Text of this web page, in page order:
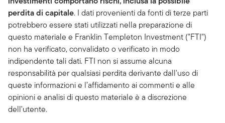
perdita di capitale. I dati provenienti da fonti di terze parti
potrebbero essere stati utilizzati nella preparazione di
questo materiale e Franklin Templeton Investment ("FTI")
non ha verificato, convalidato o verificato in modo
indipendente tali dati. FTI non si assume alcuna
responsabilità per qualsiasi perdita derivante dall'uso di
queste informazioni e l’affidamento ai commenti e alle
opinioni e analisi di questo materiale è a discrezione
dell'utente.